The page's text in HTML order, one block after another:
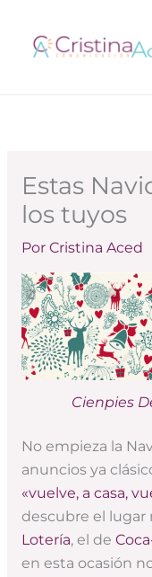
contenido
Estas
los tuyos
Por Cristina Aced
Cienpies
No empieza la
anuncios ya
«vuelve, a casa,
descubre el lugar
Lotería, el de
en esta ocasión